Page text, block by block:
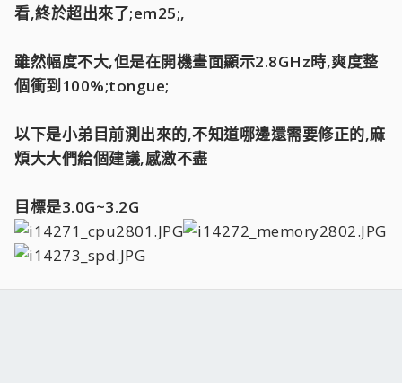
看,終於超出來了;em25;,
雖然幅度不大,但是在開機畫面顯示2.8GHz時,爽度整
個衝到100%;tongue;
以下是小弟目前測出來的,不知道哪邊還需要修正的,麻
煩大大們給個建議,感激不盡
目標是3.0G~3.2G